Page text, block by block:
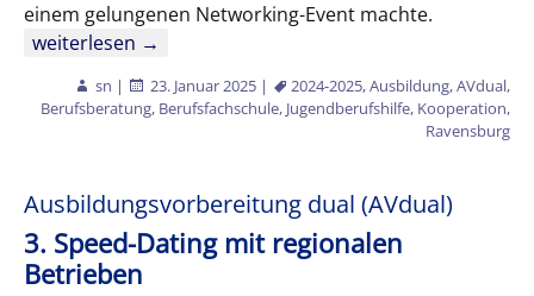
einem gelungenen Networking-Event machte.
Ausbildungsvorbereitung (AVdual) und
weiterlesen →
sn | 23. Januar 2025 | 2024-2025,Ausbildung,AVdual,
Berufsberatung, Berufsfachschule, Jugendberufshilfe, Kooperation,
Ravensburg
Ausbildungsvorbereitung dual (AVdual)
3. Speed-Dating mit regionalen
Betrieben